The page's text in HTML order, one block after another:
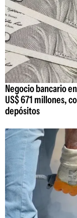
Negocio bancario
US$ 671 millones,
depósitos